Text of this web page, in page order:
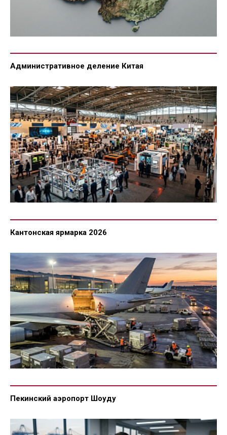
Административное деление Китая
Кантонская ярмарка 2026
Пекинский аэропорт Шоуду